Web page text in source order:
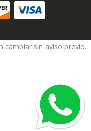
cambiar sin aviso previo.